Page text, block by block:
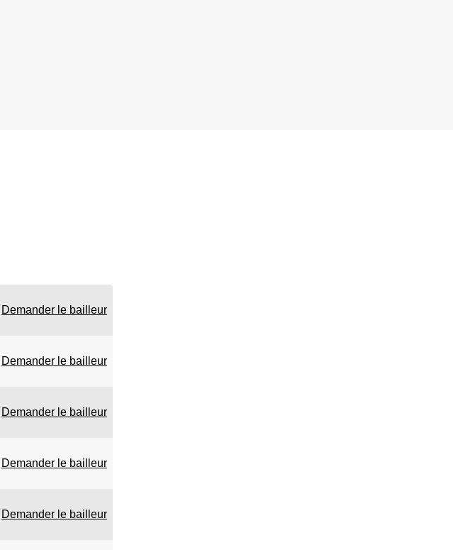
Demander le bailleur
Demander le bailleur
Demander le bailleur
Demander le bailleur
Demander le bailleur